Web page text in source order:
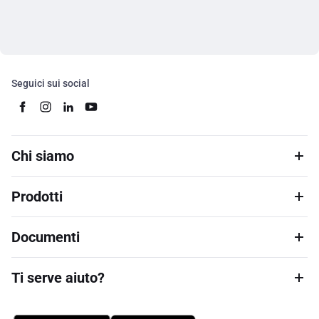
Seguici sui social
Chi siamo
Prodotti
Documenti
Ti serve aiuto?